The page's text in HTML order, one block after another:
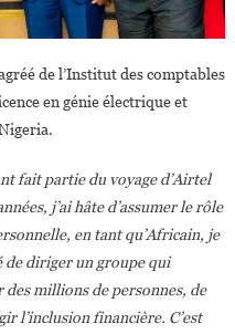
de l’Institut des comptables
en génie électrique et
fait partie du voyage d’Airtel
j’ai hâte d’assumer le rôle
en tant qu’Africain, je
de diriger un groupe qui
millions de personnes, de
l’inclusion financière. C’est